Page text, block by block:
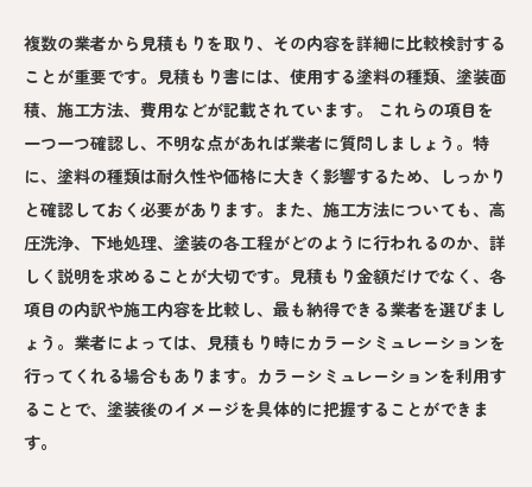
複数の業者から見積もりを取り、その内容を詳細に比較検討する
ことが重要です。見積もり書には、使用する塗料の種類、塗装面
積、施工方法、費用などが記載されています。 これらの項目を
一つ一つ確認し、不明な点があれば業者に質問しましょう。特
に、塗料の種類は耐久性や価格に大きく影響するため、しっかり
と確認しておく必要があります。また、施工方法についても、高
圧洗浄、下地処理、塗装の各工程がどのように行われるのか、詳
しく説明を求めることが大切です。見積もり金額だけでなく、各
項目の内訳や施工内容を比較し、最も納得できる業者を選びまし
ょう。業者によっては、見積もり時にカラーシミュレーションを
行ってくれる場合もあります。カラーシミュレーションを利用す
ることで、塗装後のイメージを具体的に把握することができま
す。